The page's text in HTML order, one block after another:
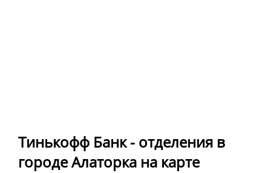
Тинькофф Банк - отделения в
городе Алаторка на карте